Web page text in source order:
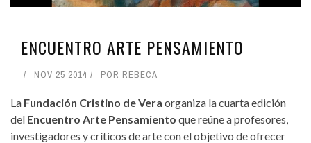
ENCUENTRO ARTE PENSAMIENTO
NOV 25 2014 POR REBECA
La Fundación Cristino de Vera organiza la cuarta edición
del Encuentro Arte Pensamiento que reúne a profesores,
investigadores y críticos de arte con el objetivo de ofrecer